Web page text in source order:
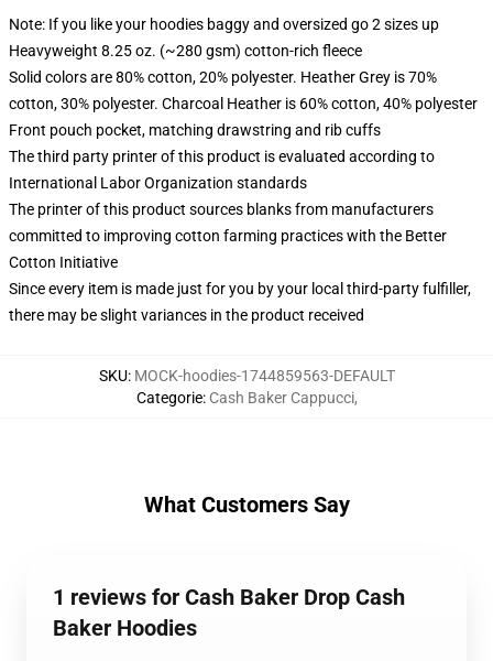
Note: If you like your hoodies baggy and oversized go 2 sizes up
Heavyweight 8.25 oz. (~280 gsm) cotton-rich fleece
Solid colors are 80% cotton, 20% polyester. Heather Grey is 70%
cotton, 30% polyester. Charcoal Heather is 60% cotton, 40% polyester
Front pouch pocket, matching drawstring and rib cuffs
The third party printer of this product is evaluated according to
International Labor Organization standards
The printer of this product sources blanks from manufacturers
committed to improving cotton farming practices with the Better
Cotton Initiative
Since every item is made just for you by your local third-party fulfiller,
there may be slight variances in the product received
SKU: MOCK-hoodies-1744859563-DEFAULT
Categorie: Cash Baker Cappucci,
What Customers Say
1 reviews for Cash Baker Drop Cash
Baker Hoodies